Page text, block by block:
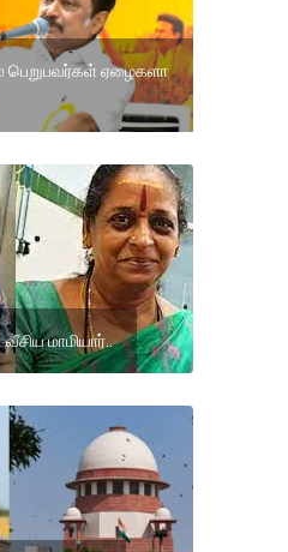
பெறுபவர்கள் ஏழைகளா
மாமியார்..